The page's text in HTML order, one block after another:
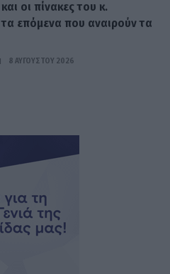
οι πίνακες του κ.
επόμενα που αναιρούν τα
8 ΑΥΓΟΎΣΤΟΥ 2026